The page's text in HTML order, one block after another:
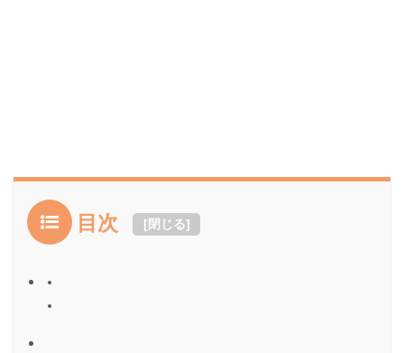
目次 [閉じる]